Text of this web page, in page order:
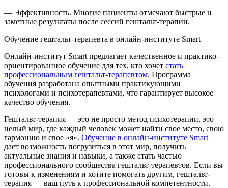
— Эффективность. Многие пациенты отмечают быстрые и
заметные результаты после сессий гештальт-терапии.
Обучение гештальт-терапевта в онлайн-институте Smart
Онлайн-институт Smart предлагает качественное и практико-
ориентированное обучение для тех, кто хочет стать
профессиональным гештальт-терапевтом. Программа
обучения разработана опытными практикующими
психологами и психотерапевтами, что гарантирует высокое
качество обучения.
Гештальт-терапия — это не просто метод психотерапии, это
целый мир, где каждый человек может найти свое место, свою
гармонию и свое «я». Обучение в онлайн-институте Smart
дает возможность погрузиться в этот мир, получить
актуальные знания и навыки, а также стать частью
профессионального сообщества гештальт-терапевтов. Если вы
готовы к изменениям и хотите помогать другим, гештальт-
терапия — ваш путь к профессиональной компетентности.